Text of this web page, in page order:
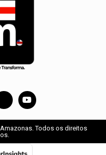
Todos os direitos